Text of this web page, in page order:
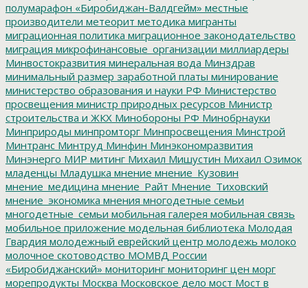
полумарафон «Биробиджан-Валдгейм» местные
производители метеорит методика мигранты
миграционная политика миграционное законодательство
миграция микрофинансовые_организации миллиардеры
Минвостокразвития минеральная вода Минздрав
минимальный размер заработной платы минирование
министерство образования и науки РФ Министерство
просвещения министр природных ресурсов Министр
строительства и ЖКХ Минобороны РФ Минобрнауки
Минприроды минпромторг Минпросвещения Минстрой
Минтранс Минтруд Минфин Минэкономразвития
Минэнерго МИР митинг Михаил Мишустин Михаил Озимок
младенцы Младушка мнение мнение_Кузовин
мнение_медицина мнение_Райт Мнение_Тиховский
мнение_экономика мнения многодетные семьи
многодетные_семьи мобильная галерея мобильная связь
мобильное приложение модельная библиотека Молодая
Гвардия молодежный еврейский центр молодежь молоко
молочное скотоводство МОМВД России
«Биробиджанский» мониторинг мониторинг цен морг
морепродукты Москва Московское дело мост Мост в